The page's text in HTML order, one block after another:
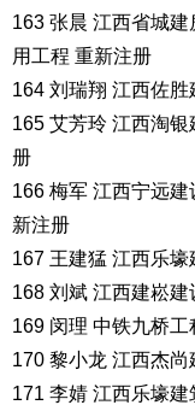
163 张晨 江西省城
用工程 重新注册
164 刘瑞翔 江西佐
165 艾芳玲 江西淘
册
166 梅军 江西宁远
新注册
167 王建猛 江西乐
168 刘斌 江西建崧
169 闵理 中铁九桥
170 黎小龙 江西杰
171 李婧 江西乐壕